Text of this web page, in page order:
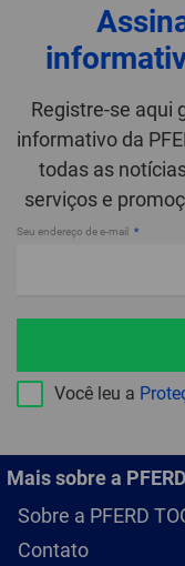
Registre-se aqui
informativo da
todas as
serviços e
Seu endereço de e-mail
Você leu a
Mais sobre a
Sobre a PFERD
Contato